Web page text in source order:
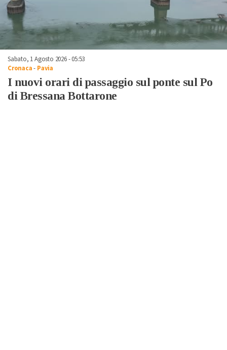
Sabato, 1 Agosto 2026 - 05:53
Cronaca- Pavia
I nuovi orari di passaggio sul ponte sul Po
di Bressana Bottarone